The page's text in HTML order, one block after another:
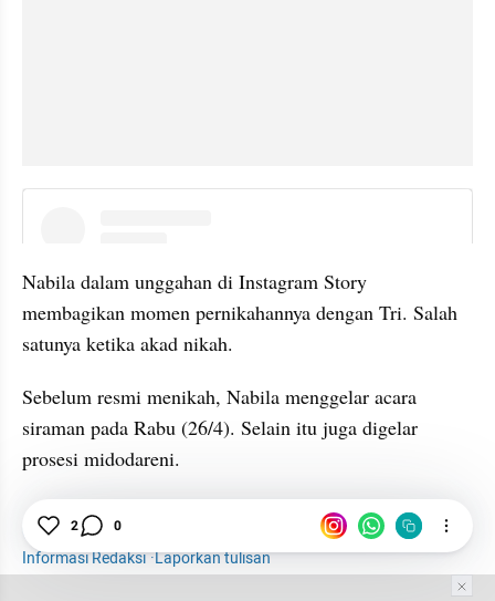
Nabila dalam unggahan di Instagram Story
membagikan momen pernikahannya dengan Tri. Salah
satunya ketika akad nikah.
Sebelum resmi menikah, Nabila menggelar acara
siraman pada Rabu (26/4). Selain itu juga digelar
prosesi midodareni.
Hiburan
Menikah
Informasi Redaksi·Laporkan tulisan
2 0